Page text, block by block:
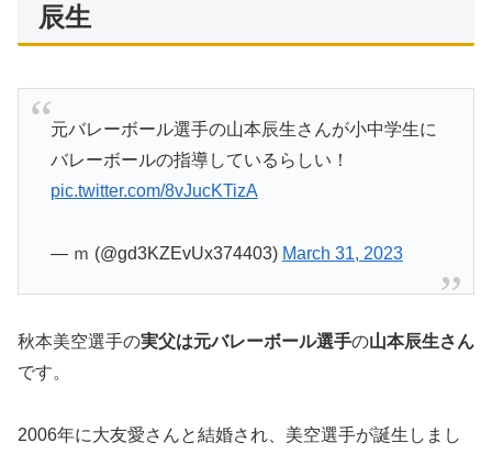
辰生
元バレーボール選手の山本辰生さんが小中学生に
バレーボールの指導しているらしい！
pic.twitter.com/8vJucKTizA
— ｍ (@gd3KZEvUx374403) March 31, 2023
秋本美空選手の実父は元バレーボール選手の山本辰生さん
です。
2006年に大友愛さんと結婚され、美空選手が誕生しまし